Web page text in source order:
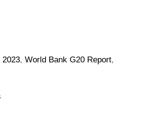
2023,World Bank G20 Report,